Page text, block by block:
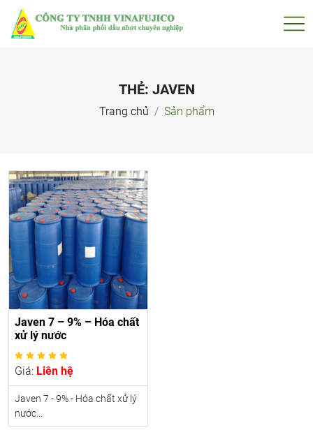
THẺ: JAVEN
Trang chủ Sản phẩm
Javen 7 – 9% – Hóa chất
xử lý nước
Giá: Liên hệ
Javen 7 - 9% - Hóa chất xử lý
nước...